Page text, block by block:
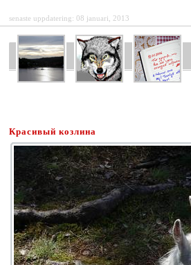
senaste uppdatering: 08 januari, 2013
Красивый козлина